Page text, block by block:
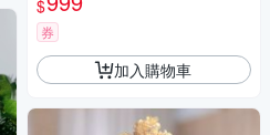
$
券
加入購物車